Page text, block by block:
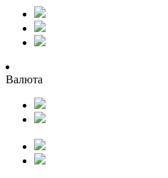
Валюта